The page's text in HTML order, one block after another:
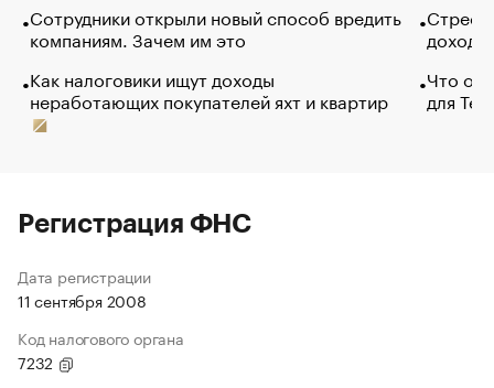
Сотрудники открыли новый способ вредить
компаниям. Зачем им это
Как налоговики ищут доходы
неработающих покупателей яхт и квартир
Что
для
Регистрация ФНС
Дата регистрации
11 сентября 2008
Код налогового органа
7232